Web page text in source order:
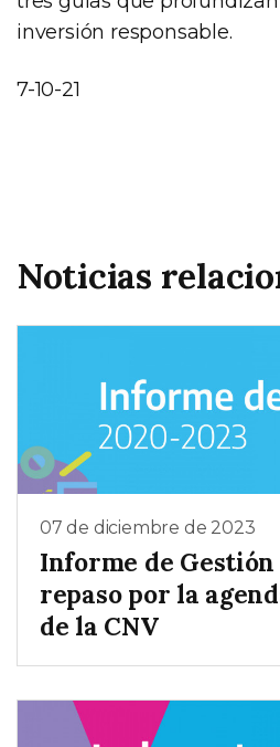
inversión responsable.
7-10-21
Noticias
07 de diciembre de 2023
Informe de Gestión
repaso por la
de la CNV